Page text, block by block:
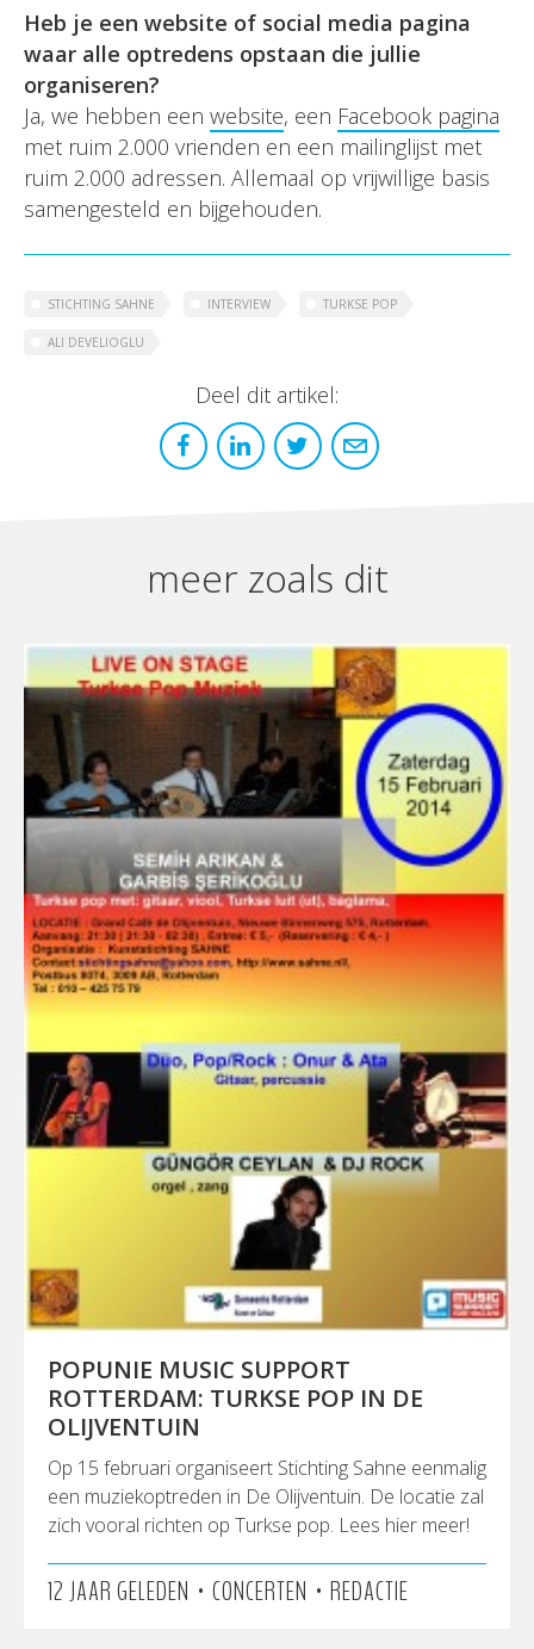
Heb je een website of social media pagina
waar alle optredens opstaan die jullie
organiseren?
Ja, we hebben een website, een Facebook pagina
met ruim 2.000 vrienden en een mailinglijst met
ruim 2.000 adressen. Allemaal op vrijwillige basis
samengesteld en bijgehouden.
STICHTING SAHNE INTERVIEW TURKSE POP
ALI DEVELIOGLU
Deel dit artikel:
meer zoals dit
POPUNIE MUSIC SUPPORT
ROTTERDAM: TURKSE POP IN DE
OLIJVENTUIN
Op 15 februari organiseert Stichting Sahne eenmalig
een muziekoptreden in De Olijventuin. De locatie zal
zich vooral richten op Turkse pop. Lees hier meer!
12 JAAR GELEDEN • CONCERTEN • REDACTIE